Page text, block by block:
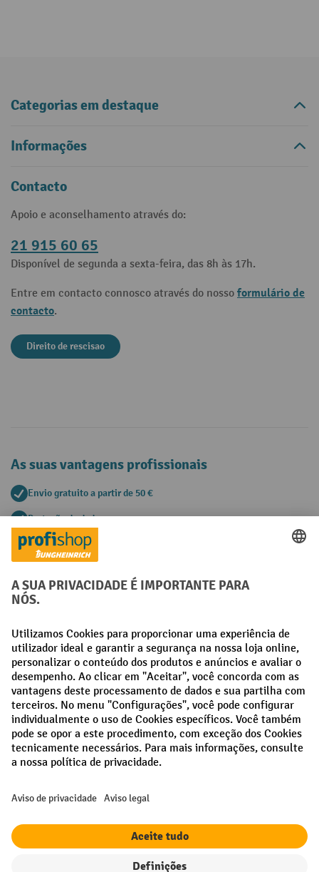
Categorias em destaque
Informações
Contacto
Apoio e aconselhamento através do:
21 915 60 65
Disponível de segunda a sexta-feira, das 8h às 17h.
Entre em contacto connosco através do nosso formulário de
contacto.
Direito de rescisao
As suas vantagens profissionais
Envio gratuito a partir de 50 €
Proteção de dados segura
Aconselhamento pessoal de compra
Métodos de pagamento
Creditcard (Master)Creditcard (Visa)Pré-pagamento
Redes sociais
Facebook
LinkedIn
Instagram
Proteção de dados Definições de privacidade
Todos os preços excl. IVA maiscustos de envio
entrega, se não indicado o contrário.